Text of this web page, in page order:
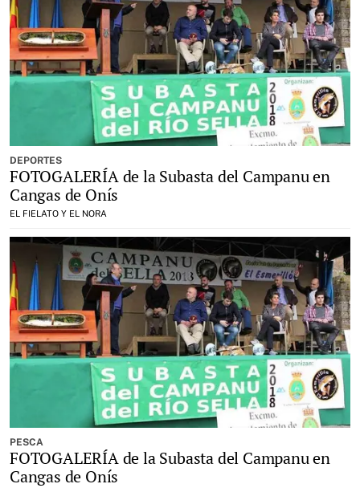
DEPORTES
FOTOGALERÍA de la Subasta del Campanu en
Cangas de Onís
EL FIELATO Y EL NORA
PESCA
FOTOGALERÍA de la Subasta del Campanu en
Cangas de Onís